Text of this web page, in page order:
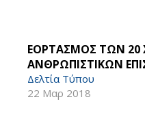
ΕΟΡΤΑΣΜΟΣ ΤΩΝ
ΑΝΘΡΩΠΙΣΤΙΚΩΝ
Δελτία Τύπου
22 Μαρ 2018